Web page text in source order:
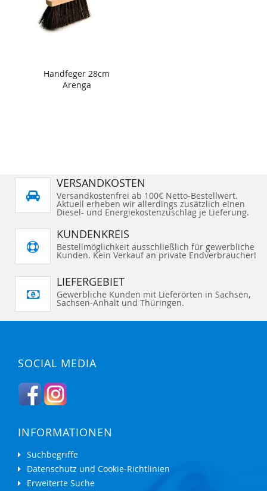
Handfeger 28cm
Arenga
VERSANDKOSTEN
Versandkostenfrei ab 100€ Netto-Bestellwert.
Aktuell erheben wir allerdings zusätzlich einen
Diesel- und Energiekostenzuschlag je Lieferung.
KUNDENKREIS
Bestellmöglichkeit ausschließlich für gewerbliche
Kunden. Kein Verkauf an private Endverbraucher!
LIEFERGEBIET
Gewerbliche Kunden mit Lieferorten in Sachsen,
Sachsen-Anhalt und Thüringen.
SOCIAL MEDIA
INFORMATIONEN
Suchbegriffe
Datenschutz und Cookie-Richtlinien
Erweiterte Suche